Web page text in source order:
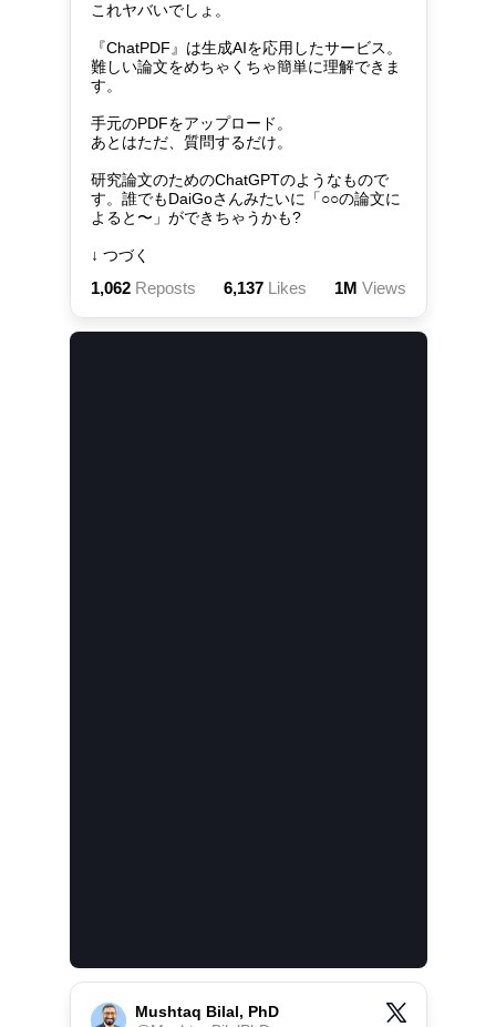
これヤバいでしょ。
『ChatPDF』は生成AIを応用したサービス。
難しい論文をめちゃくちゃ簡単に理解できま
す。
手元のPDFをアップロード。
あとはただ、質問するだけ。
研究論文のためのChatGPTのようなもので
す。誰でもDaiGoさんみたいに「○○の論文に
よると〜」ができちゃうかも?
↓ つづく
1,062Reposts 6,137Likes 1M Views
Mushtaq Bilal, PhD